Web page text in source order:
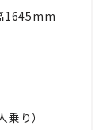
1645mm
り）